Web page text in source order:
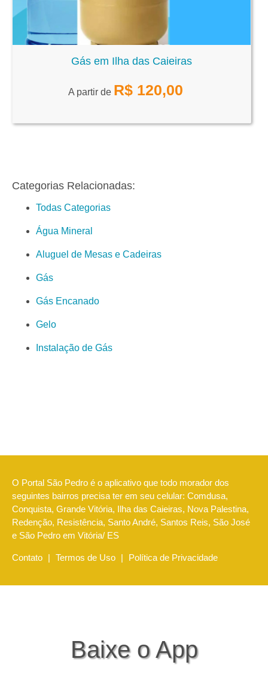
Gás em Ilha das Caieiras
A partir de R$ 120,00
Categorias Relacionadas:
Todas Categorias
Água Mineral
Aluguel de Mesas e Cadeiras
Gás
Gás Encanado
Gelo
Instalação de Gás
O Portal São Pedro é o aplicativo que todo morador dos
seguintes bairros precisa ter em seu celular: Comdusa,
Conquista, Grande Vitória, Ilha das Caieiras, Nova Palestina,
Redenção, Resistência, Santo André, Santos Reis, São José
e São Pedro em Vitória/ ES
Contato | Termos de Uso | Política de Privacidade
Baixe o App